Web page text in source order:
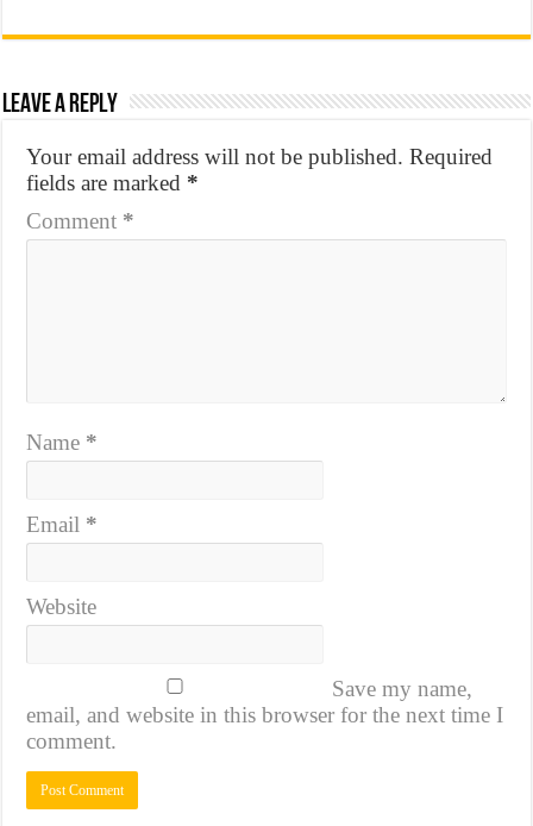
Leave a Reply
Your email address will not be published. Required
fields are marked *
Comment *
Name *
Email *
Website
Save my name,
email, and website in this browser for the next time I
comment.